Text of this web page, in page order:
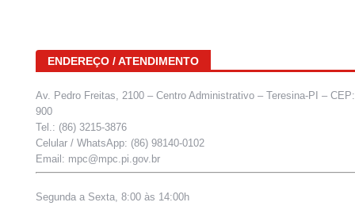
ENDEREÇO / ATENDIMENTO
Av. Pedro Freitas, 2100 – Centro Administrativo – Teresina-PI –
900
Tel.: (86) 3215-3876
Celular / WhatsApp: (86) 98140-0102
Email: mpc@mpc.pi.gov.br
Segunda a Sexta, 8:00 às 14:00h